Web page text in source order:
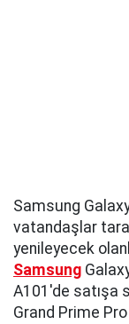
Samsung
vatandaşlar
yenileyecek
Samsung
A101'de satışa
Grand Prime